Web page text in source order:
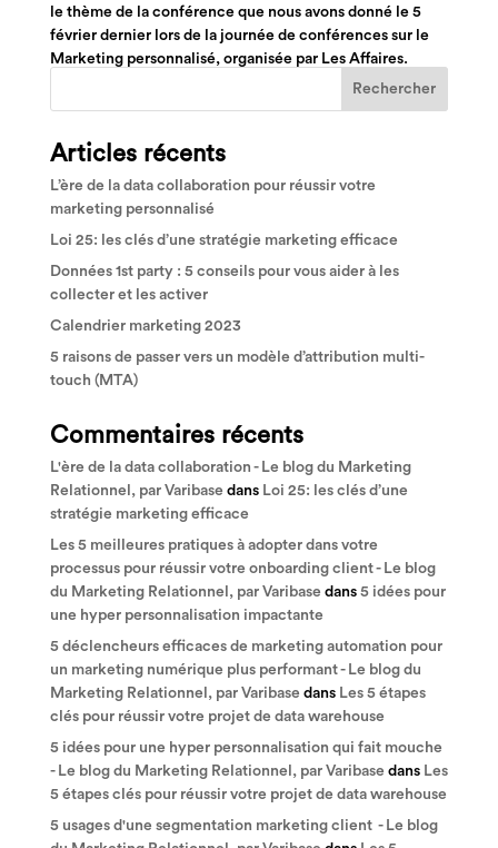
le thème de la conférence que nous avons donné le 5
février dernier lors de la journée de conférences sur le
Marketing personnalisé, organisée par Les Affaires.
Cette journée de conférences était l’occasion pour...
Articles récents
L’ère de la data collaboration pour réussir votre
marketing personnalisé
Loi 25: les clés d’une stratégie marketing efficace
Données 1st party : 5 conseils pour vous aider à les
collecter et les activer
Calendrier marketing 2023
5 raisons de passer vers un modèle d’attribution multi-
touch (MTA)
Commentaires récents
L'ère de la data collaboration - Le blog du Marketing
Relationnel, par Varibase dans Loi 25: les clés d’une
stratégie marketing efficace
Les 5 meilleures pratiques à adopter dans votre
processus pour réussir votre onboarding client - Le blog
du Marketing Relationnel, par Varibase dans 5 idées pour
une hyper personnalisation impactante
5 déclencheurs efficaces de marketing automation pour
un marketing numérique plus performant - Le blog du
Marketing Relationnel, par Varibase dans Les 5 étapes
clés pour réussir votre projet de data warehouse
5 idées pour une hyper personnalisation qui fait mouche
- Le blog du Marketing Relationnel, par Varibase dans Les
5 étapes clés pour réussir votre projet de data warehouse
5 usages d'une segmentation marketing client - Le blog